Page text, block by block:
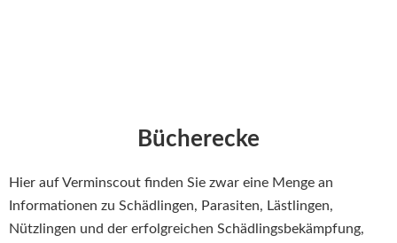
Bücherecke
Hier auf Verminscout finden Sie zwar eine Menge an
Informationen zu Schädlingen, Parasiten, Lästlingen,
Nützlingen und der erfolgreichen Schädlingsbekämpfung,